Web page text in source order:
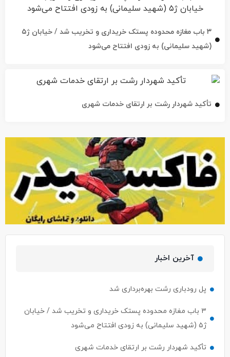
۳ باب مغازه محدوده پستک خریداری و تخریب شد / خیابان ژ۵
(شهید سلیمانی) به زودی افتتاح می‌شود
تأکید شهردار رشت بر ارتقای خدمات شهری
آخرین اخبار
پل رودباری رشت بهره‌برداری شد
۳ باب مغازه محدوده پستک خریداری و تخریب شد / خیابان
ژ۵ (شهید سلیمانی) به زودی افتتاح می‌شود
تأکید شهردار رشت بر ارتقای خدمات شهری